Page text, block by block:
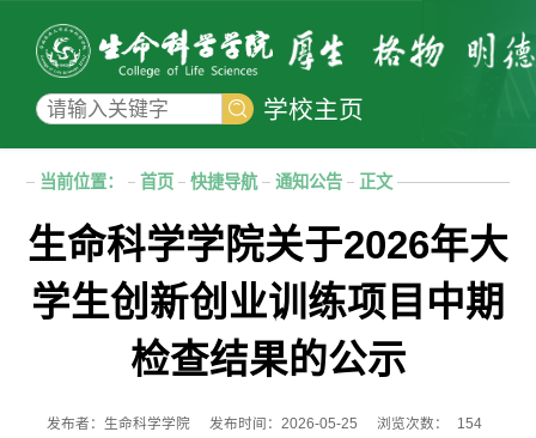
学校主页
当前位置： 首页 快捷导航 通知公告 正文
生命科学学院关于2026年大
学生创新创业训练项目中期
检查结果的公示
发布者：生命科学学院 发布时间：2026-05-25 浏览次数： 154